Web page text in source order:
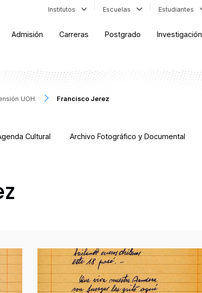
Institutos Escuelas Estudiantes
Admisión Carreras Postgrado Investigación
UOH Francisco Jerez
Cultural Archivo Fotográfico y Documental